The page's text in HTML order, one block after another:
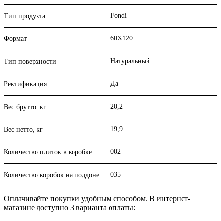
Тип продукта Fondi
Формат 60X120
Тип поверхности Натуральный
Ректификация Да
Вес брутто, кг 20,2
Вес нетто, кг 19,9
Количество плиток в коробке 002
Количество коробок на поддоне 035
Оплачивайте покупки удобным способом. В интернет-
магазине доступно 3 варианта оплаты: